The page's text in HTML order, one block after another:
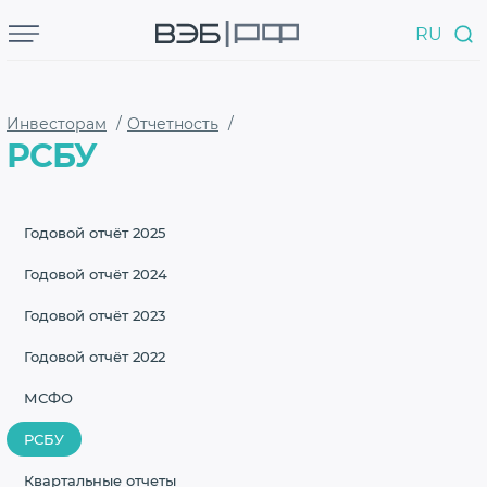
RU
Бизнесу
Фабрика проектного финансирования
Реестр специализированных компаний
Операции на финансовых рынках
Инвесторам / Отчетность /
РСБУ
Годовой отчёт 2025
Годовой отчёт 2024
Годовой отчёт 2023
Годовой отчёт 2022
МСФО
РСБУ
Квартальные отчеты